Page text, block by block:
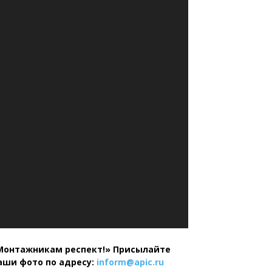
респект!» Присылайте
фото по адресу: inform@apic.ru